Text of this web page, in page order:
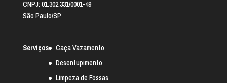
CNPJ: 01.302.331/0001-49
São Paulo/SP
Serviços
Caça Vazamento
Desentupimento
Limpeza de Fossas